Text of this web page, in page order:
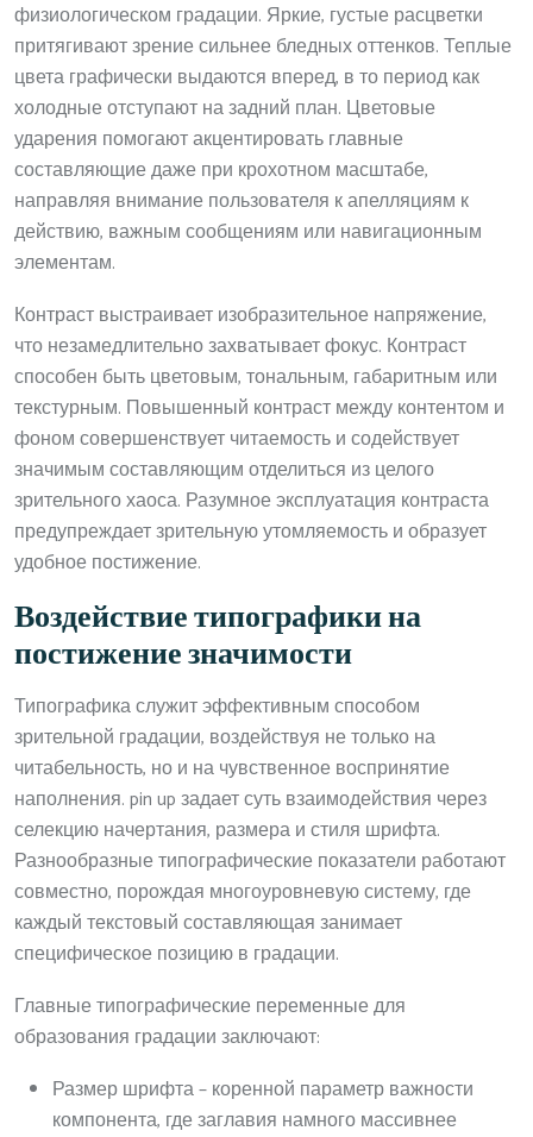
физиологическом градации. Яркие, густые расцветки
притягивают зрение сильнее бледных оттенков. Теплые
цвета графически выдаются вперед, в то период как
холодные отступают на задний план. Цветовые
ударения помогают акцентировать главные
составляющие даже при крохотном масштабе,
направляя внимание пользователя к апелляциям к
действию, важным сообщениям или навигационным
элементам.
Контраст выстраивает изобразительное напряжение,
что незамедлительно захватывает фокус. Контраст
способен быть цветовым, тональным, габаритным или
текстурным. Повышенный контраст между контентом и
фоном совершенствует читаемость и содействует
значимым составляющим отделиться из целого
зрительного хаоса. Разумное эксплуатация контраста
предупреждает зрительную утомляемость и образует
удобное постижение.
Воздействие типографики на
постижение значимости
Типографика служит эффективным способом
зрительной градации, воздействуя не только на
читабельность, но и на чувственное воспринятие
наполнения. pin up задает суть взаимодействия через
селекцию начертания, размера и стиля шрифта.
Разнообразные типографические показатели работают
совместно, порождая многоуровневую систему, где
каждый текстовый составляющая занимает
специфическое позицию в градации.
Главные типографические переменные для
образования градации заключают:
Размер шрифта – коренной параметр важности
компонента, где заглавия намного массивнее